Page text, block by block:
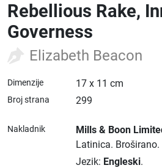
Rebellious Rake,
Governess
Elizabeth Beacon
Dimenzije 17 x 11 cm
Broj strana 299
Nakladnik Mills & Boon
Latinica. Broširano.
Jezik: Engleski.